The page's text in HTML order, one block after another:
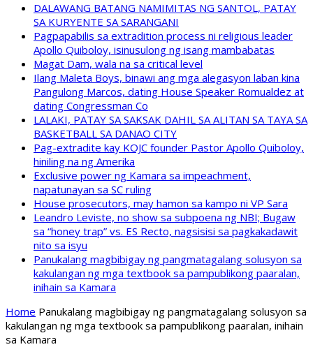
DALAWANG BATANG NAMIMITAS NG SANTOL, PATAY
SA KURYENTE SA SARANGANI
Pagpapabilis sa extradition process ni religious leader
Apollo Quiboloy, isinusulong ng isang mambabatas
Magat Dam, wala na sa critical level
Ilang Maleta Boys, binawi ang mga alegasyon laban kina
Pangulong Marcos, dating House Speaker Romualdez at
dating Congressman Co
LALAKI, PATAY SA SAKSAK DAHIL SA ALITAN SA TAYA SA
BASKETBALL SA DANAO CITY
Pag-extradite kay KOJC founder Pastor Apollo Quiboloy,
hiniling na ng Amerika
Exclusive power ng Kamara sa impeachment,
napatunayan sa SC ruling
House prosecutors, may hamon sa kampo ni VP Sara
Leandro Leviste, no show sa subpoena ng NBI; Bugaw
sa “honey trap” vs. ES Recto, nagsisisi sa pagkakadawit
nito sa isyu
Panukalang magbibigay ng pangmatagalang solusyon sa
kakulangan ng mga textbook sa pampublikong paaralan,
inihain sa Kamara
Home Panukalang magbibigay ng pangmatagalang solusyon sa
kakulangan ng mga textbook sa pampublikong paaralan, inihain
sa Kamara